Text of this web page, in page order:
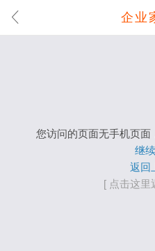
企业
您访问的页面无手机页面
继
返回
[ 点击这里